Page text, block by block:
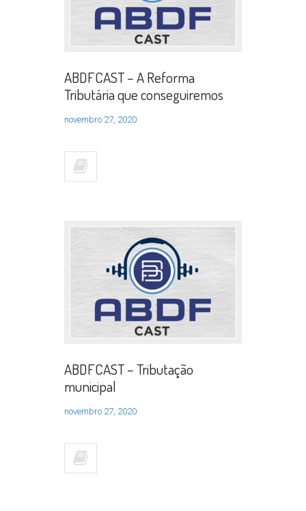
ABDFCAST – A Reforma
Tributária que conseguiremos
novembro 27, 2020
ABDFCAST – Tributação
municipal
novembro 27, 2020